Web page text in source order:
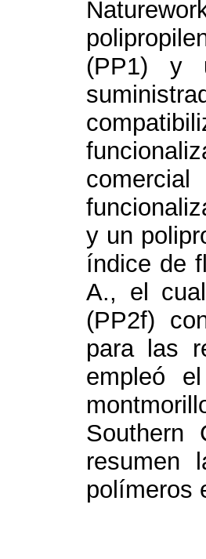
(PP1) y
y un
índice de
A., el
(PP2f)
para las
empleó
Southern
resumen
polímeros